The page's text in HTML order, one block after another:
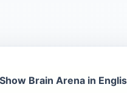
Brain Arena in